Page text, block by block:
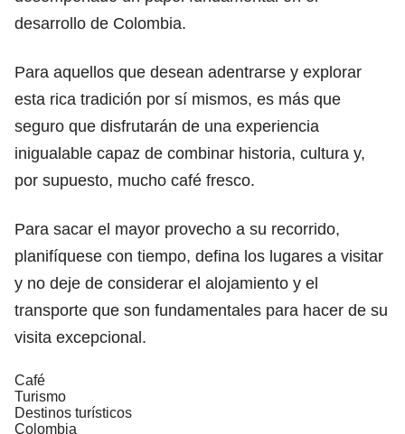
desarrollo de Colombia.
Para aquellos que desean adentrarse y explorar
esta rica tradición por sí mismos, es más que
seguro que disfrutarán de una experiencia
inigualable capaz de combinar historia, cultura y,
por supuesto, mucho café fresco.
Para sacar el mayor provecho a su recorrido,
planifíquese con tiempo, defina los lugares a visitar
y no deje de considerar el alojamiento y el
transporte que son fundamentales para hacer de su
visita excepcional.
Café
Turismo
Destinos turísticos
Colombia